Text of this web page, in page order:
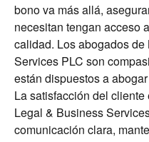
bono va más allá,
necesitan tengan acceso
calidad. Los abogados
Services PLC son
están dispuestos a
La satisfacción del
Legal & Business
comunicación clara,